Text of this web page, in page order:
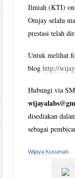
Ilmiah (KTI)
Omjay selalu
prestasi telah
Untuk melihat
bloghttp://
Hubungi via
disediakan
sebagai
Wijaya Kusumah